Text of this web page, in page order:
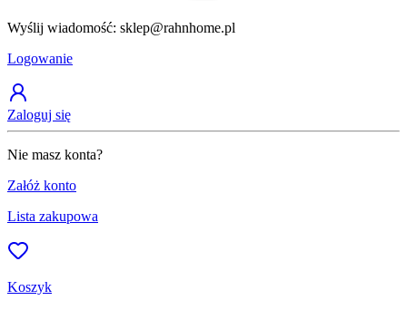
Wyślij wiadomość: sklep@rahnhome.pl
Logowanie
Zaloguj się
Nie masz konta?
Załóż konto
Lista zakupowa
Koszyk